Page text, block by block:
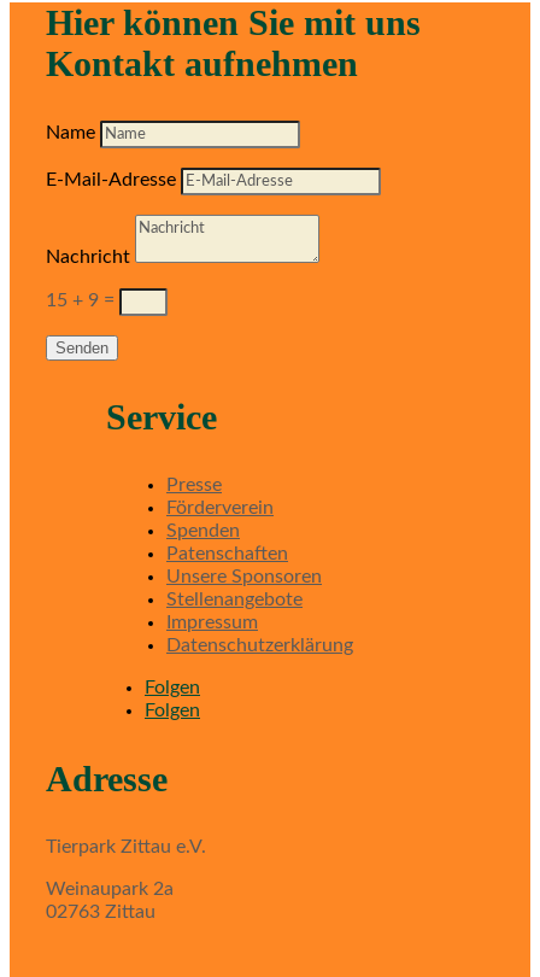
Hier können Sie mit uns
Kontakt aufnehmen
Name
E-Mail-Adresse
Nachricht
15 + 9 =
Senden
Service
Presse
Förderverein
Spenden
Patenschaften
Unsere Sponsoren
Stellenangebote
Impressum
Datenschutzerklärung
Folgen
Folgen
Adresse
Tierpark Zittau e.V.
Weinaupark 2a
02763 Zittau